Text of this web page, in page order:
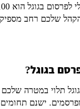
שלכם רחב
בגוגל?
תלוי במטרה שלכם
ישנם תחומים